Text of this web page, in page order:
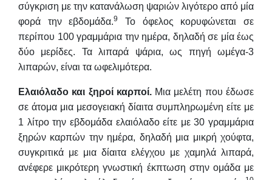
σύγκριση με την κατανάλωση ψαριών λιγότερο από μία
φορά την εβδομάδα.9
Το όφελος κορυφώνεται σε
περίπου 100 γραμμάρια την ημέρα, δηλαδή σε μία έως
δύο μερίδες. Τα λιπαρά ψάρια, ως πηγή ωμέγα-3
λιπαρών, είναι τα ωφελιμότερα.
Ελαιόλαδο και ξηροί καρποί.Μια μελέτη που έδωσε
σε άτομα μια μεσογειακή δίαιτα συμπληρωμένη είτε με
1 λίτρο την εβδομάδα ελαιόλαδο είτε με 30 γραμμάρια
ξηρών καρπών την ημέρα, δηλαδή μια μικρή χούφτα,
συγκριτικά με μια δίαιτα ελέγχου με χαμηλά λιπαρά,
ανέφερε μικρότερη γνωστική έκπτωση στην ομάδα με